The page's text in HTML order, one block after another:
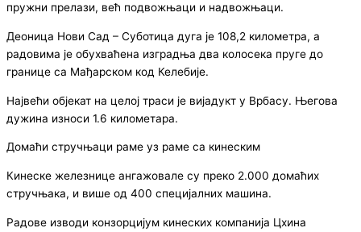
пружни прелази, већ подвожњаци и надвожњаци.
Деоница Нови Сад – Суботица дуга је 108,2 километра, а
радовима је обухваћена изградња два колосека пруге до
границе са Мађарском код Келебије.
Највећи објекат на целој траси је вијадукт у Врбасу. Његова
дужина износи 1.6 километара.
Домаћи стручњаци раме уз раме са кинеским
Кинеске железнице ангажовале су преко 2.000 домаћих
стручњака, и више од 400 специјалних машина.
Радове изводи конзорцијум кинеских компанија Цхина